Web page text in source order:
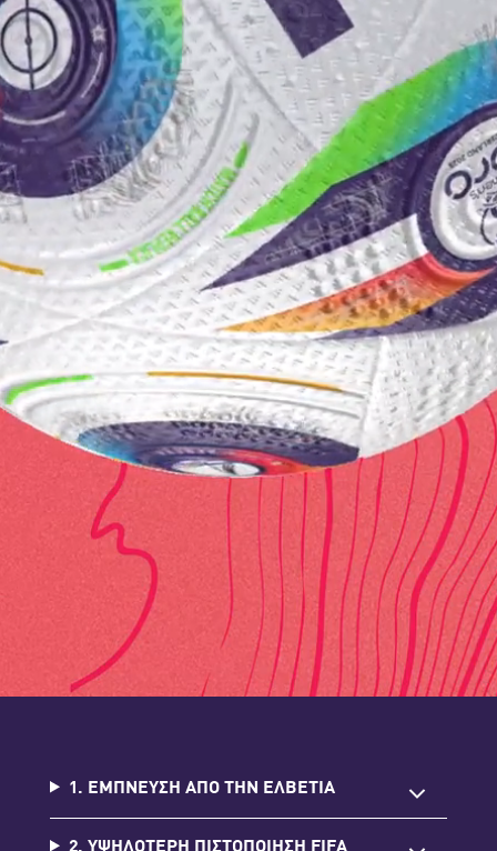
1. ΕΜΠΝΕΥΣΗ ΑΠΟ ΤΗΝ ΕΛΒΕΤΙΑ
2. ΥΨΗΛΟΤΕΡΗ ΠΙΣΤΟΠΟΙΗΣΗ FIFA